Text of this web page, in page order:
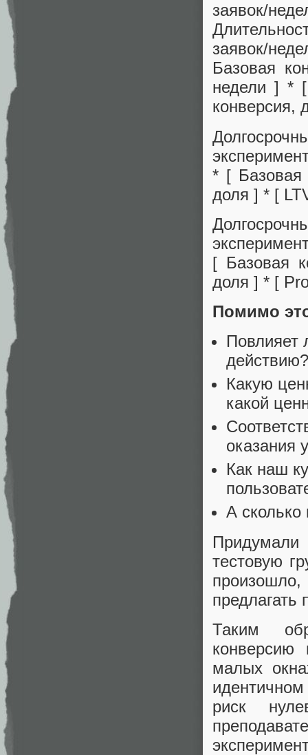
заявок/
заявок/
Базовая
недели ] *
конверсия,
* [ Базовая
доля ] * [
[ Базовая
доля ] * [
Помимо
Повлияет
действию?
Какую
какой
оказания
Как наш
А
Придумали
тестовую
предлагать
Таким
конверсию
малых
риск